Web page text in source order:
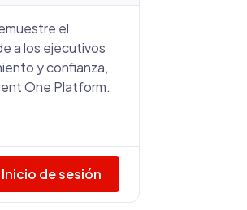
el
a los ejecutivos
y confianza,
One Platform.
Inicio de sesión